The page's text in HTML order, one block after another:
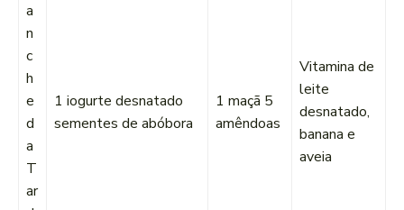
a
n
c
h
e
d
a
T
ar
1 iogurte desnatado
sementes de abóbora
1 maçã 5
amêndoas
Vitamina de
leite
desnatado,
banana e
aveia